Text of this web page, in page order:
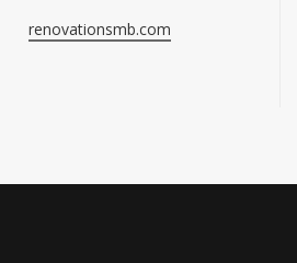
renovationsmb.com